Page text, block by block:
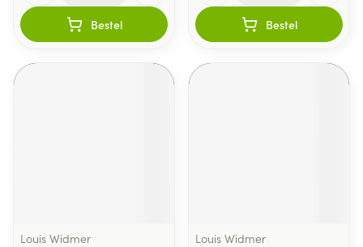
Bestel Bestel
Louis Widmer
Louis Widmer